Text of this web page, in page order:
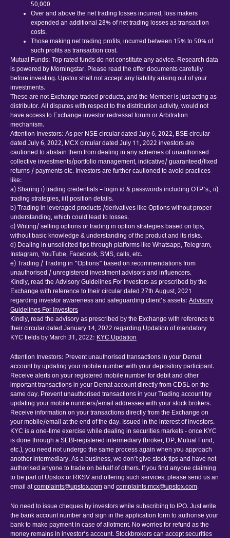
50,000
Over and above the net trading losses incurred, loss makers
expended an additional 28% of net trading losses as transaction
costs.
Those making net trading profits, incurred between 15% to 50% of
such profits as transaction cost.
Mutual Funds: Top rated funds do not constitute any advice. Research data
is powered by Morningstar. Please read the offer documents carefully
before investing. Upstox shall not accept any liability arising out of your
investments.
These are not Exchange traded products, and the Member is just acting as
distributor. All disputes with respect to the distribution activity, would not
have access to Exchange investor redressal forum or Arbitration
mechanism.
Attention Investors: As per NSE circular dated July 6, 2022, BSE circular
dated July 6, 2022, MCX circular dated July 11, 2022 investors are
cautioned to abstain them from dealing in any schemes of unauthorised
collective investments/portfolio management, indicative/ guaranteed/fixed
returns / payments etc. Investors are further cautioned to avoid practices
like:
a) Sharing i) trading credentials – login id & passwords including OTP’s., ii)
trading strategies, iii) position details.
b) Trading in leveraged products /derivatives like Options without proper
understanding, which could lead to losses.
c) Writing/ selling options or trading in option strategies based on tips,
without basic knowledge & understanding of the product and its risks.
d) Dealing in unsolicited tips through platforms like Whatsapp, Telegram,
Instagram, YouTube, Facebook, SMS, calls, etc.
e) Trading / Trading in “Options” based on recommendations from
unauthorised / unregistered investment advisors and influencers.
Kindly, read the Advisory Guidelines For Investors as prescribed by the
Exchange with reference to their circular dated 27th August, 2021
regarding investor awareness and safeguarding client’s assets: Advisory
Guidelines For Investors
Kindly, read the advisory as prescribed by the Exchange with reference to
their circular dated January 14, 2022 regarding Updation of mandatory
KYC fields by March 31, 2022: KYC Updation
Attention Investors: Prevent unauthorised transactions in your Demat
account by updating your mobile number with your depository participant.
Receive alerts on your registered mobile number for debit and other
important transactions in your Demat account directly from CDSL on the
same day. Prevent unauthorised transactions in your Trading account by
updating your mobile numbers/email addresses with your stock brokers.
Receive information on your transactions directly from the Exchange on
your mobile/email at the end of the day. Issued in the interest of investors.
KYC is a one-time exercise while dealing in securities markets - once KYC
is done through a SEBI-registered intermediary (broker, DP, Mutual Fund,
etc.), you need not undergo the same process again when you approach
another intermediary. As a business, we don’t give stock tips and have not
authorised anyone to trade on behalf of others. If you find anyone claiming
to be part of Upstox or RKSV and offering such services, please send us an
email atcomplaints@upstox.comand complaints.mcx@upstox.com.
No need to issue cheques by investors while subscribing to IPO. Just write
the bank account number and sign in the application form to authorise your
bank to make payment in case of allotment. No worries for refund as the
money remains in investor’s account. Stockbrokers can accept securities